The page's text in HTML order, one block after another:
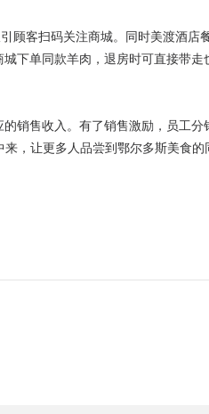
顾客扫码关注商城。同时美渡酒店
下单同款羊肉，退房时可直接带走
销售收入。有了销售激励，员工
，让更多人品尝到鄂尔多斯美食的